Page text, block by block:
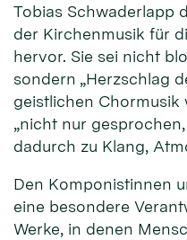
Tobias Schwaderlapp
der Kirchenmusik für
hervor. Sie sei nicht
sondern „Herzschlag
geistlichen Chormusik
„nicht nur
dadurch zu Klang,
Den Komponistinnen
eine besondere
Werke, in denen